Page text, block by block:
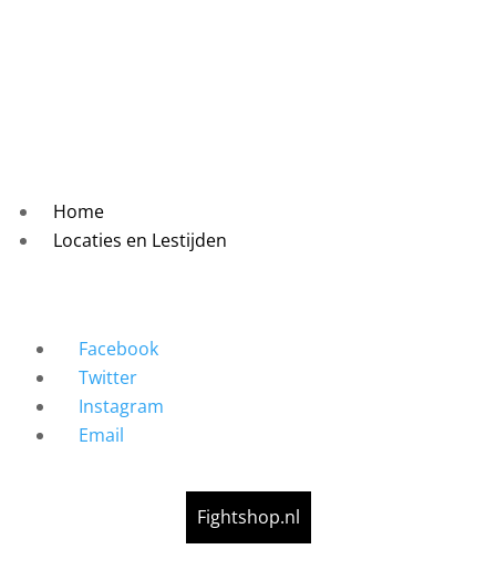
Home
Locaties en Lestijden
Facebook
Twitter
Instagram
Email
Fightshop.nl